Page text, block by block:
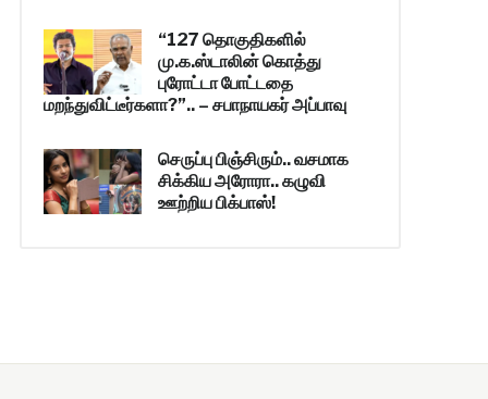
“127 தொகுதிகளில்
மு.க.ஸ்டாலின் கொத்து
புரோட்டா போட்டதை
மறந்துவிட்டீர்களா?”.. – சபாநாயகர் அப்பாவு
செருப்பு பிஞ்சிரும்.. வசமாக
சிக்கிய அரோரா.. கழுவி
ஊற்றிய பிக்பாஸ்!